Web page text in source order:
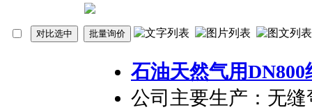
石油天然气用
公司主要生产：无